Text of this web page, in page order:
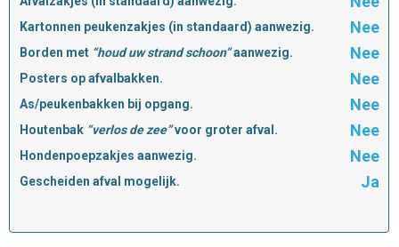
Kartonnen peukenzakjes (in standaard) aanwezig. Nee
Borden met “houd uw strand schoon”aanwezig. Nee
Posters op afvalbakken. Nee
As/peukenbakken bij opgang. Nee
Houtenbak “verlos de zee”voor groter afval. Nee
Hondenpoepzakjes aanwezig. Nee
Gescheiden afval mogelijk. Ja